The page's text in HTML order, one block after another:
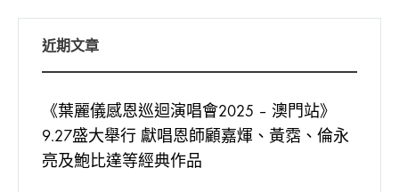
近期文章
《葉麗儀感恩巡迴演唱會2025 – 澳門站》
9.27盛大舉行 獻唱恩師顧嘉煇、黃霑、倫永
亮及鮑比達等經典作品